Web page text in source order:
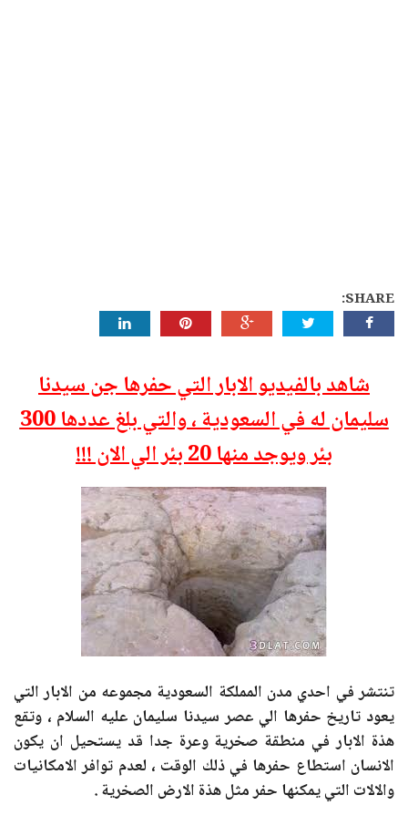
SHARE:
شاهد بالفيديو الابار التي حفرها جن سيدنا
سليمان له في السعودية ، والتي بلغ عددها 300
بئر ويوجد منها 20 بئر الي الان !!!
تنتشر في احدي مدن المملكة السعودية مجموعه من الابار التي
يعود تاريخ حفرها الي عصر سيدنا سليمان عليه السلام ، وتقع
هذة الابار في منطقة صخرية وعرة جدا قد يستحيل ان يكون
الانسان استطاع حفرها في ذلك الوقت ، لعدم توافر الامكانيات
والالات التي يمكنها حفر مثل هذة الارض الصخرية .